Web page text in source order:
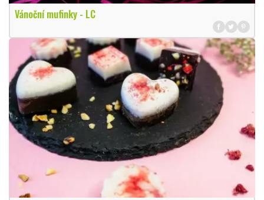
Vánoční mufinky - LC